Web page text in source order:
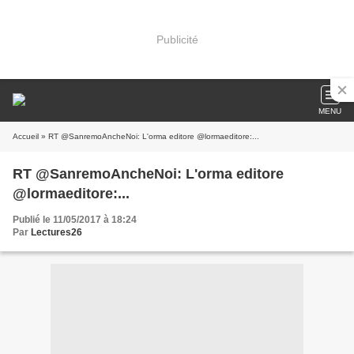
Publicité
MENU
Accueil » RT @SanremoAncheNoi: L'orma editore @lormaeditore:...
RT @SanremoAncheNoi: L'orma editore
@lormaeditore:...
Publié le 11/05/2017 à 18:24
Par Lectures26